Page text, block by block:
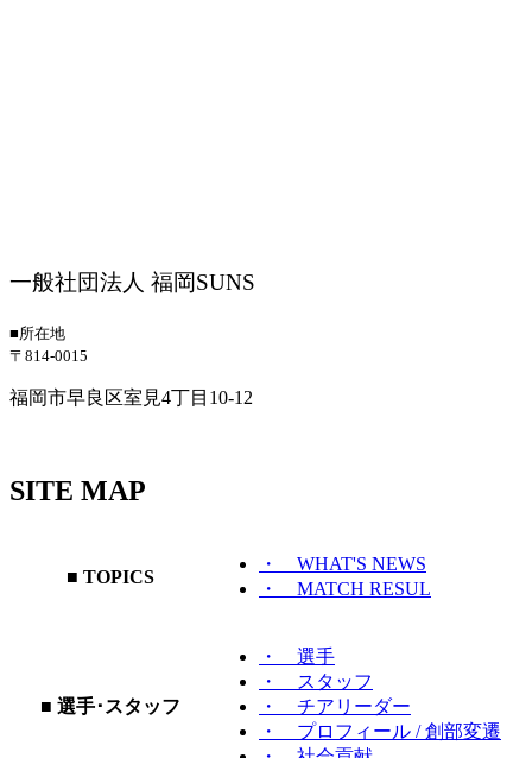
一般社団法人 福岡SUNS
■所在地
〒814-0015
福岡市早良区室見4丁目10-12
SITE MAP
■ TOPICS
・ WHAT'S NEWS
・ MATCH RESUL
■ 選手･スタッフ
・ 選手
・ スタッフ
・ チアリーダー
・ プロフィール / 創部変遷